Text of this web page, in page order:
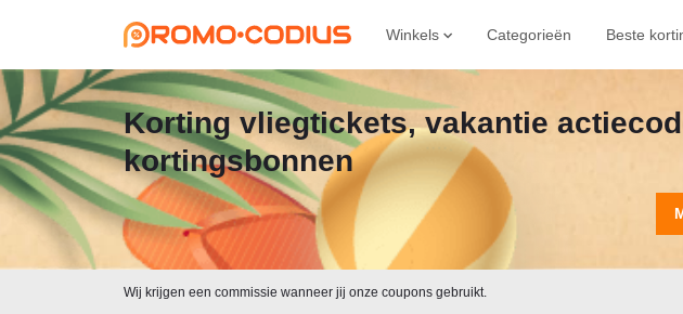
Winkels Categorieën Beste
Korting vliegtickets, vakantie
kortingsbonnen
Wij krijgen een commissie wanneer jij onze coupons gebruikt.